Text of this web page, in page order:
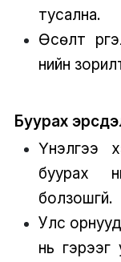
тусална.
Өсөлт
үнийн
Буурах
Үнэлгээ
буурах
болзошгүй.
Улс
нь гэрээг